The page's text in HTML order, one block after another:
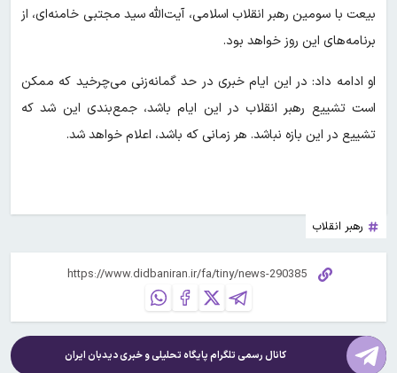
بیعت با سومین رهبر انقلاب اسلامی، آیت‌الله سید مجتبی خامنه‌ای، از
برنامه‌های این روز خواهد بود.
او ادامه داد: در این ایام خبری در حد گمانه‌زنی می‌چرخید که ممکن
است تشییع رهبر انقلاب در این ایام باشد، جمع‌بندی این شد که
تشییع در این بازه نباشد. هر زمانی که باشد، اعلام خواهد شد.
رهبر انقلاب
کانال رسمی تلگرام پایگاه تحلیلی و خبریدیدبان ایران